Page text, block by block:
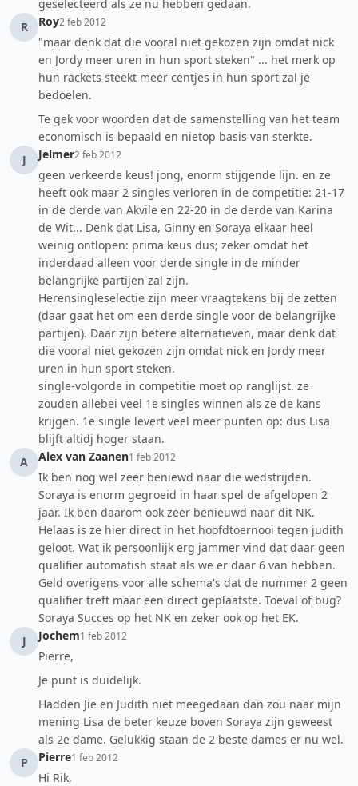
geselecteerd als ze nu hebben gedaan.
R
Roy2 feb 2012
"maar denk dat die vooral niet gekozen zijn omdat nick
en Jordy meer uren in hun sport steken" ... het merk op
hun rackets steekt meer centjes in hun sport zal je
bedoelen.
Te gek voor woorden dat de samenstelling van het team
economisch is bepaald en nietop basis van sterkte.
J
Jelmer2 feb 2012
geen verkeerde keus! jong, enorm stijgende lijn. en ze
heeft ook maar 2 singles verloren in de competitie: 21-17
in de derde van Akvile en 22-20 in de derde van Karina
de Wit... Denk dat Lisa, Ginny en Soraya elkaar heel
weinig ontlopen: prima keus dus; zeker omdat het
inderdaad alleen voor derde single in de minder
belangrijke partijen zal zijn.
Herensingleselectie zijn meer vraagtekens bij de zetten
(daar gaat het om een derde single voor de belangrijke
partijen). Daar zijn betere alternatieven, maar denk dat
die vooral niet gekozen zijn omdat nick en Jordy meer
uren in hun sport steken.
single-volgorde in competitie moet op ranglijst. ze
zouden allebei veel 1e singles winnen als ze de kans
krijgen. 1e single levert veel meer punten op: dus Lisa
blijft altidj hoger staan.
A
Alex van Zaanen1 feb 2012
Ik ben nog wel zeer beniewd naar die wedstrijden.
Soraya is enorm gegroeid in haar spel de afgelopen 2
jaar. Ik ben daarom ook zeer benieuwd naar dit NK.
Helaas is ze hier direct in het hoofdtoernooi tegen judith
geloot. Wat ik persoonlijk erg jammer vind dat daar geen
qualifier automatish staat als we er daar 6 van hebben.
Geld overigens voor alle schema's dat de nummer 2 geen
qualifier treft maar een direct geplaatste. Toeval of bug?
Soraya Succes op het NK en zeker ook op het EK.
J
Jochem1 feb 2012
Pierre,
Je punt is duidelijk.
Hadden Jie en Judith niet meegedaan dan zou naar mijn
mening Lisa de beter keuze boven Soraya zijn geweest
als 2e dame. Gelukkig staan de 2 beste dames er nu wel.
P
Pierre1 feb 2012
Hi Rik,